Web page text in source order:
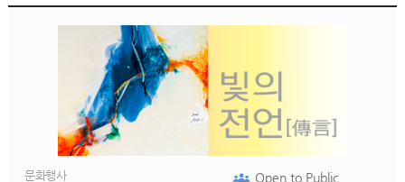
문화행사 Open toPublic